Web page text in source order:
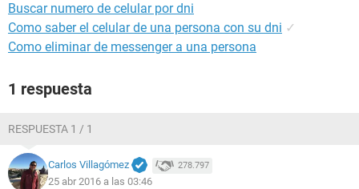
Buscar numero de celular por dni
Como saber el celular de una persona con su dni ✓
Como eliminar de messenger a una persona
1 respuesta
RESPUESTA 1 / 1
Carlos Villagómez 278.797
25 abr 2016 a las 03:46